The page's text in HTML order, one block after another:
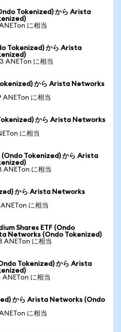
Tokenized) から Arista
に相当
Tokenized) から Arista
ANETon に相当
から Arista Networks
に相当
から Arista Networks
に相当
(Ondo Tokenized) から Arista
に相当
から Arista Networks
に相当
Shares ETF (Ondo
Networks (Ondo Tokenized)
ANETon に相当
Tokenized) から Arista
に相当
から Arista Networks (Ondo
に相当